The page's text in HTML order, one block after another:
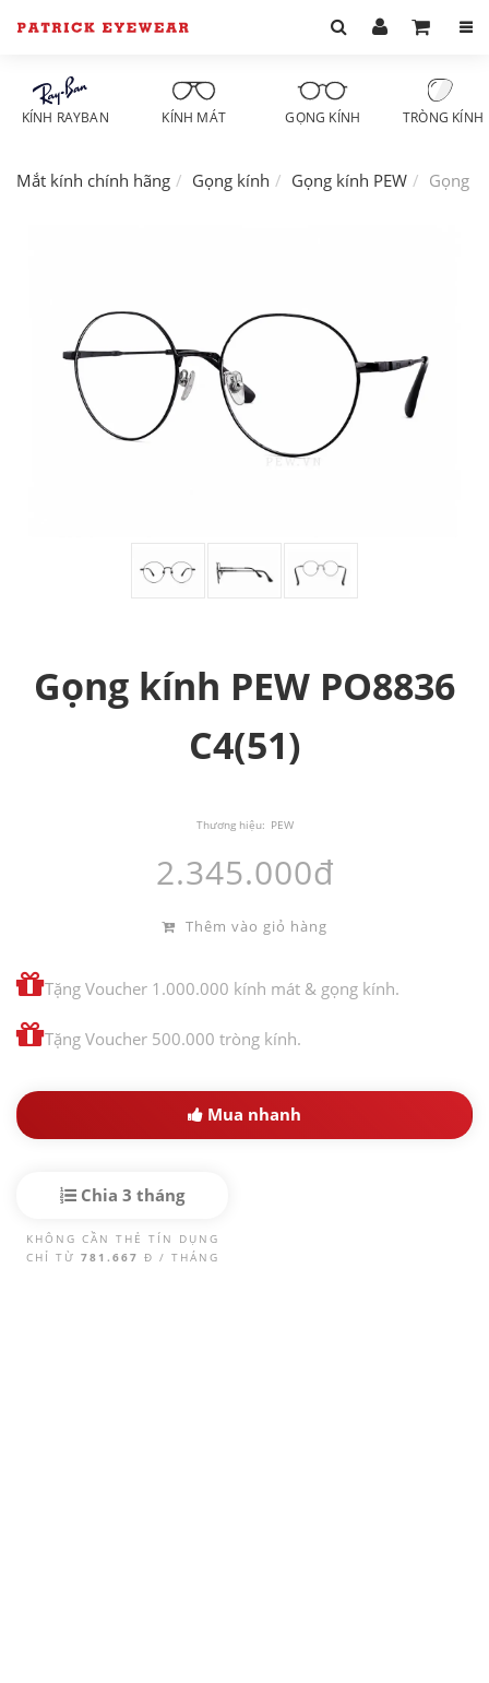
KÍNH RAYBAN KÍNH MÁT GỌNG KÍNH TRÒNG KÍNH
Mắt kính chính hãng Gọng kính Gọng kính PEW Gọng
Gọng kính PEW PO8836
C4(51)
Thương hiệu: PEW
2.345.000đ
Thêm vào giỏ hàng
Tặng Voucher 1.000.000 kính mát & gọng kính.
Tặng Voucher 500.000 tròng kính.
Mua nhanh
Chia 3 tháng
KHÔNG CẦN THẺ TÍN DỤNG
CHỈ TỪ 781.667 Đ / THÁNG